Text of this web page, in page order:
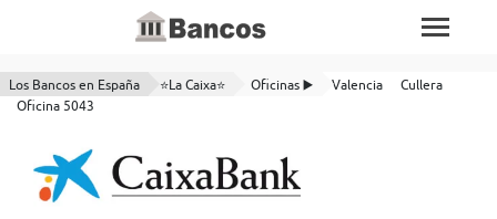
Los Bancos en España ⭐La Caixa⭐ Oficinas ▶️ Valencia
Cullera
Oficina 5043